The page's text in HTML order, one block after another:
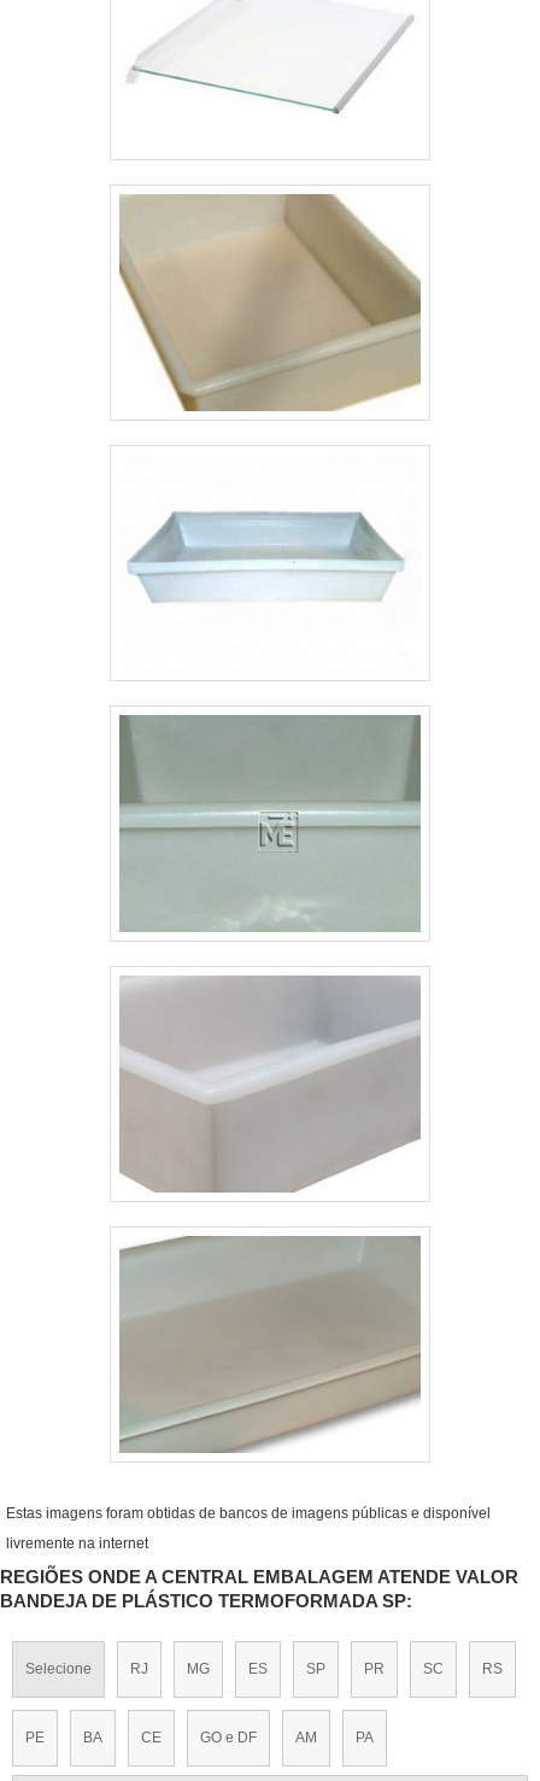
Estas imagens foram obtidas de bancos de imagens públicas e disponível
livremente na internet
REGIÕES ONDE A CENTRAL EMBALAGEM ATENDE VALOR
BANDEJA DE PLÁSTICO TERMOFORMADA SP:
Selecione RJ MG ES SP PR SC RS
PE BA CE GO e DF AM PA